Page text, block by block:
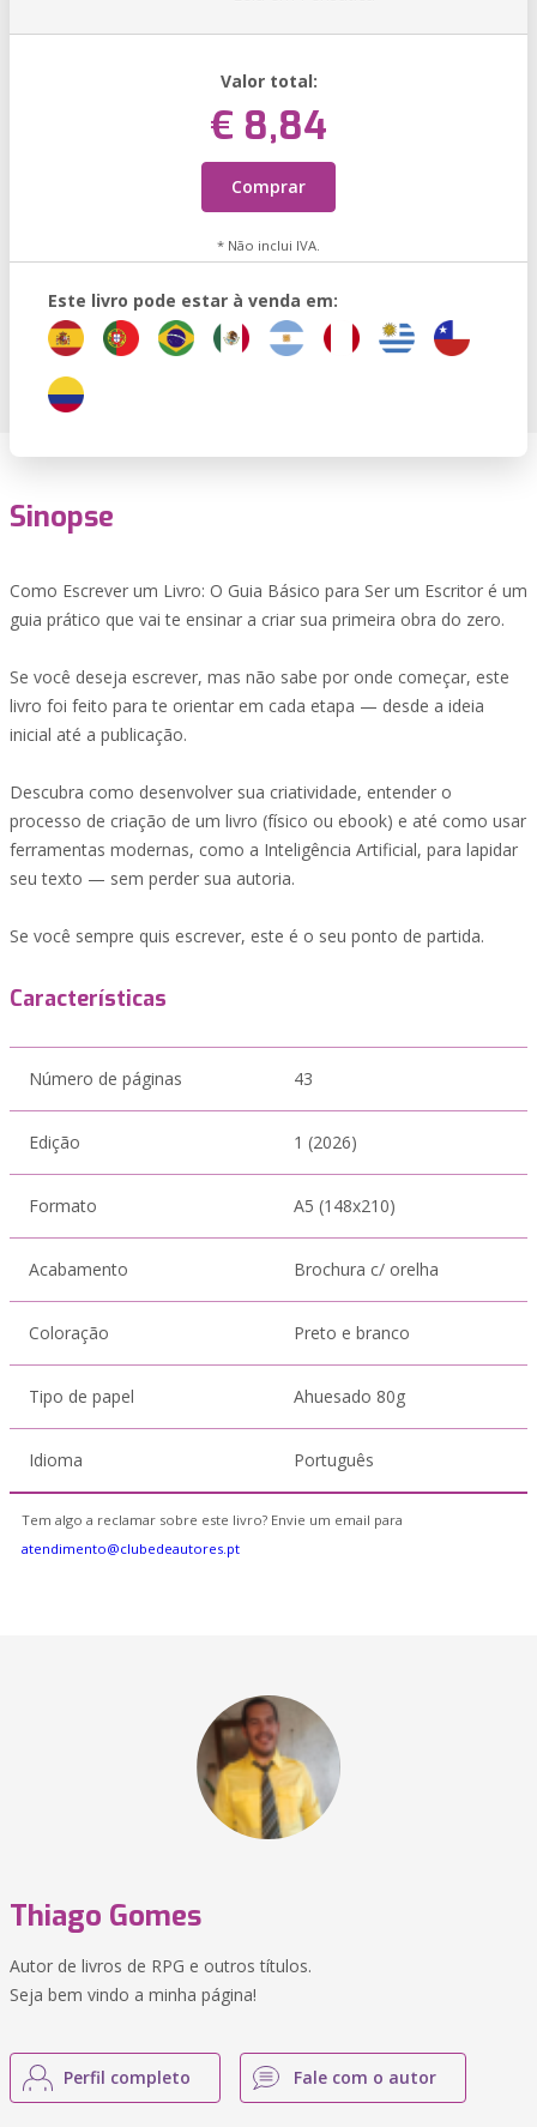
Valor total:
€ 8,84
Comprar
* Não inclui IVA.
Este livro pode estar à venda em:
Sinopse
Como Escrever um Livro: O Guia Básico para Ser um Escritor é um
guia prático que vai te ensinar a criar sua primeira obra do zero.
Se você deseja escrever, mas não sabe por onde começar, este
livro foi feito para te orientar em cada etapa — desde a ideia
inicial até a publicação.
Descubra como desenvolver sua criatividade, entender o
processo de criação de um livro (físico ou ebook) e até como usar
ferramentas modernas, como a Inteligência Artificial, para lapidar
seu texto — sem perder sua autoria.
Se você sempre quis escrever, este é o seu ponto de partida.
Características
Número de páginas 43
Edição 1 (2026)
Formato A5 (148x210)
Acabamento Brochura c/ orelha
Coloração Preto e branco
Tipo de papel Ahuesado 80g
Idioma Português
Tem algo a reclamar sobre este livro? Envie um email para
atendimento@clubedeautores.pt
Thiago Gomes
Autor de livros de RPG e outros títulos.
Seja bem vindo a minha página!
Perfil completo Fale com o autor